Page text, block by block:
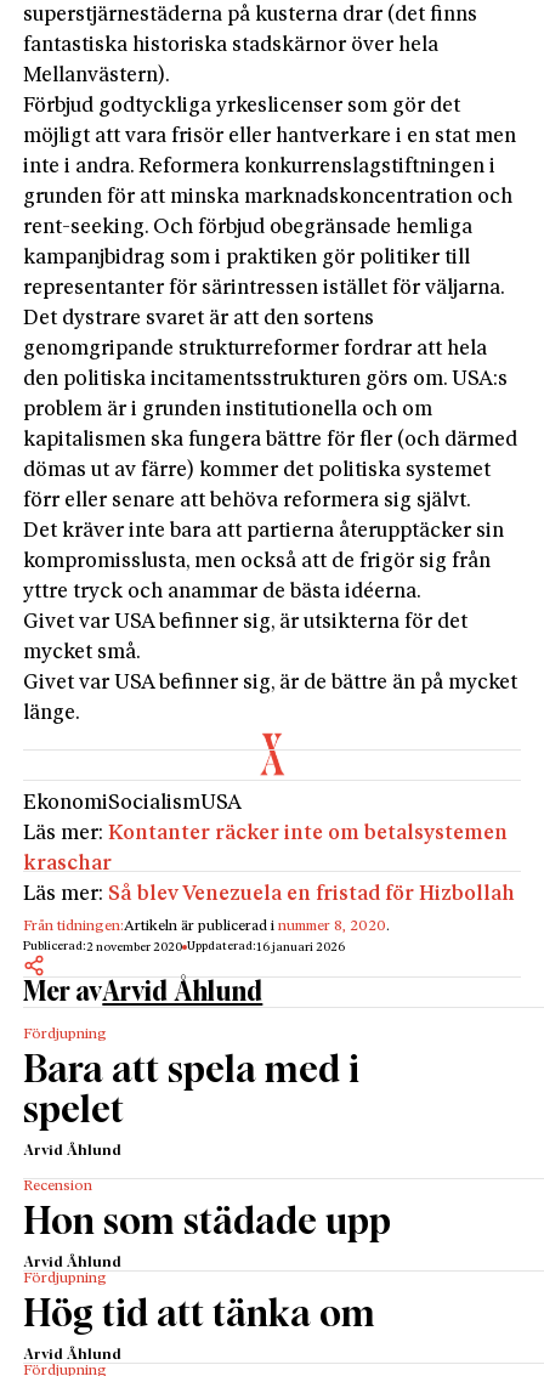
superstjärnestäderna på kusterna drar (det finns
fantastiska historiska stadskärnor över hela
Mellanvästern).
Förbjud godtyckliga yrkeslicenser som gör det
möjligt att vara frisör eller hantverkare i en stat men
inte i andra. Reformera konkurrenslagstiftningen i
grunden för att minska marknadskoncentration och
rent-seeking. Och förbjud obegränsade hemliga
kampanjbidrag som i praktiken gör politiker till
representanter för särintressen istället för väljarna.
Det dystrare svaret är att den sortens
genomgripande strukturreformer fordrar att hela
den politiska incitamentsstrukturen görs om. USA:s
problem är i grunden institutionella och om
kapitalismen ska fungera bättre för fler (och därmed
dömas ut av färre) kommer det politiska systemet
förr eller senare att behöva reformera sig självt.
Det kräver inte bara att partierna återupptäcker sin
kompromisslusta, men också att de frigör sig från
yttre tryck och anammar de bästa idéerna.
Givet var USA befinner sig, är utsikterna för det
mycket små.
Givet var USA befinner sig, är de bättre än på mycket
länge.
EkonomiSocialismUSA
Läs mer:Kontanter räcker inte om betalsystemen
kraschar
Läs mer: Så blev Venezuela en fristad för Hizbollah
Från tidningen:Artikeln är publicerad inummer 8, 2020.
Publicerad:2 november 2020 Uppdaterad:16 januari 2026
Mer avArvid Åhlund
Fördjupning
Bara att spela med i
spelet
Arvid Åhlund
Recension
Hon som städade upp
Arvid Åhlund
Fördjupning
Hög tid att tänka om
Arvid Åhlund
Fördjupning